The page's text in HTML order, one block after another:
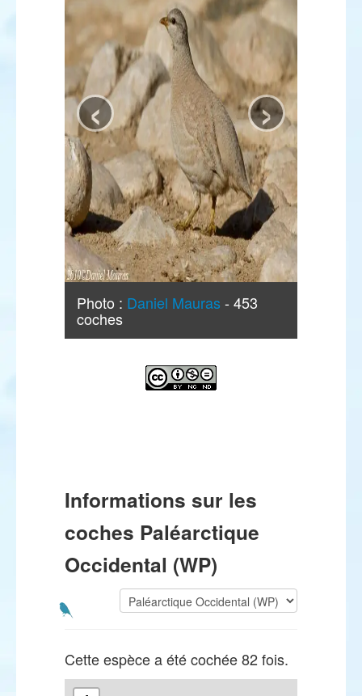
Photo : Daniel Mauras - 453
coches
‹ ›
Informations sur les
coches Paléarctique
Occidental (WP)
Cette espèce a été cochée 82 fois.